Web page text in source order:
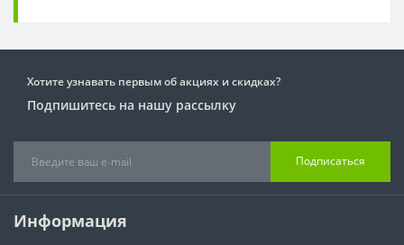
Хотите узнавать первым об акциях и скидках?
Подпишитесь на нашу рассылку
Подписаться
Информация